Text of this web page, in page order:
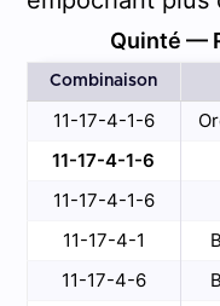
Quinté —
Combinaison
11-17-4-1-6
11-17-4-1-6
11-17-4-1-6
11-17-4-1
11-17-4-6